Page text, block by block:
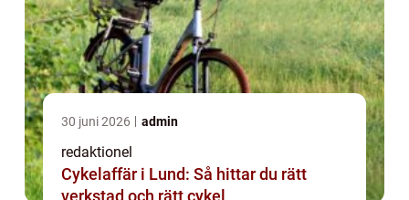
30 juni 2026 admin
redaktionel
Cykelaffär i Lund: Så hittar du rätt
verkstad och rätt cykel